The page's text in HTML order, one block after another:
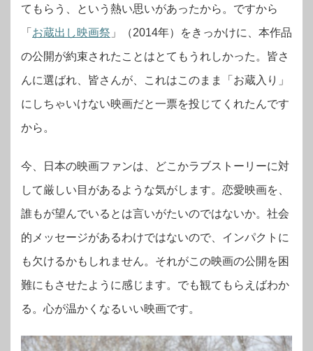
てもらう、という熱い思いがあったから。ですから
「 お蔵出し映画祭 」（2014年）をきっかけに、本作品
の公開が約束されたことはとてもうれしかった。皆さ
んに選ばれ、皆さんが、これはこのまま「お蔵入り」
にしちゃいけない映画だと一票を投じてくれたんです
から。
今、日本の映画ファンは、どこかラブストーリーに対
して厳しい目があるような気がします。恋愛映画を、
誰もが望んでいるとは言いがたいのではないか。社会
的メッセージがあるわけではないので、インパクトに
も欠けるかもしれません。それがこの映画の公開を困
難にもさせたように感じます。でも観てもらえばわか
る。心が温かくなるいい映画です。